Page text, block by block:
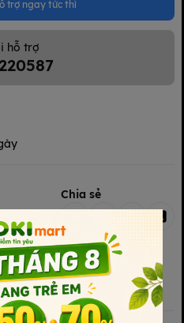
trợ ngay tức thì
hỗ trợ
Chia sẻ